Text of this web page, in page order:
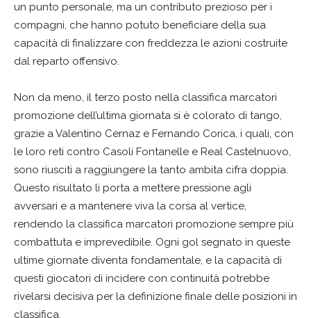
un punto personale, ma un contributo prezioso per i
compagni, che hanno potuto beneficiare della sua
capacità di finalizzare con freddezza le azioni costruite
dal reparto offensivo.
Non da meno, il terzo posto nella classifica marcatori
promozione dell’ultima giornata si è colorato di tango,
grazie a Valentino Cernaz e Fernando Corica, i quali, con
le loro reti contro Casoli Fontanelle e Real Castelnuovo,
sono riusciti a raggiungere la tanto ambita cifra doppia.
Questo risultato li porta a mettere pressione agli
avversari e a mantenere viva la corsa al vertice,
rendendo la classifica marcatori promozione sempre più
combattuta e imprevedibile. Ogni gol segnato in queste
ultime giornate diventa fondamentale, e la capacità di
questi giocatori di incidere con continuità potrebbe
rivelarsi decisiva per la definizione finale delle posizioni in
classifica.